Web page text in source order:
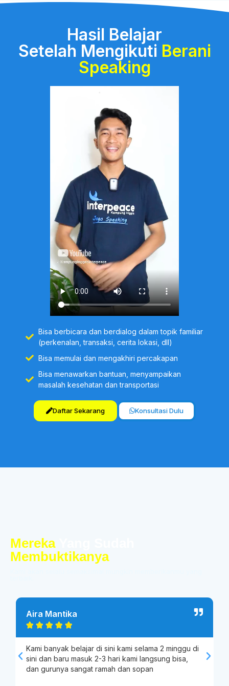
Hasil Belajar
Setelah Mengikuti Berani
Speaking
Bisa berbicara dan berdialog dalam topik familiar
(perkenalan, transaksi, cerita lokasi, dll)
Bisa memulai dan mengakhiri percakapan
Bisa menawarkan bantuan, menyampaikan
masalah kesehatan dan transportasi
Daftar Sekarang Konsultasi Dulu
MerekaYang Sudah
Membuktikanya
Aira Mantika
    
Kami banyak belajar di sini kami selama 2 minggu di
sini dan baru masuk 2-3 hari kami langsung bisa,
dan gurunya sangat ramah dan sopan